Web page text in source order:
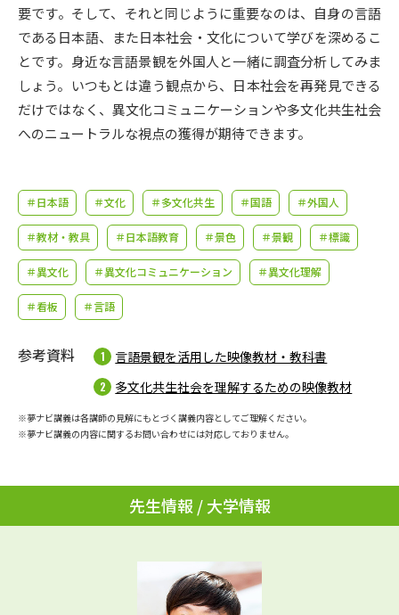
新生活お役立ちガイド
学問発見 学問検索
学問のミニ講義「夢ナビ講義」 学問分野解説
学問の教科書 夢ナビライブ
Ｑ＆Ａ よくあるご質問 大学進学IDについて
お支払いについて
受付内容・発送状況の確認
テレメール進学カタログ
要です。そして、それと同じように重要なのは、自身の言語
である日本語、また日本社会・文化について学びを深めるこ
とです。身近な言語景観を外国人と一緒に調査分析してみま
しょう。いつもとは違う観点から、日本社会を再発見できる
だけではなく、異文化コミュニケーションや多文化共生社会
へのニュートラルな視点の獲得が期待できます。
＃日本語 ＃文化 ＃多文化共生 ＃国語 ＃外国人
＃教材・教具 ＃日本語教育 ＃景色 ＃景観 ＃標識
＃異文化 ＃異文化コミュニケーション ＃異文化理解
＃看板 ＃言語
参考資料
言語景観を活用した映像教材・教科書
多文化共生社会を理解するための映像教材
※夢ナビ講義は各講師の見解にもとづく講義内容としてご理解ください。
※夢ナビ講義の内容に関するお問い合わせには対応しておりません。
先生情報 / 大学情報